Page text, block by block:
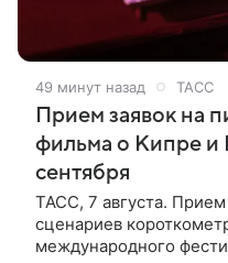
49 минут назад ТАСС
Прием заявок на
фильма о Кипре и
сентября
ТАСС, 7 августа.
сценариев
международного